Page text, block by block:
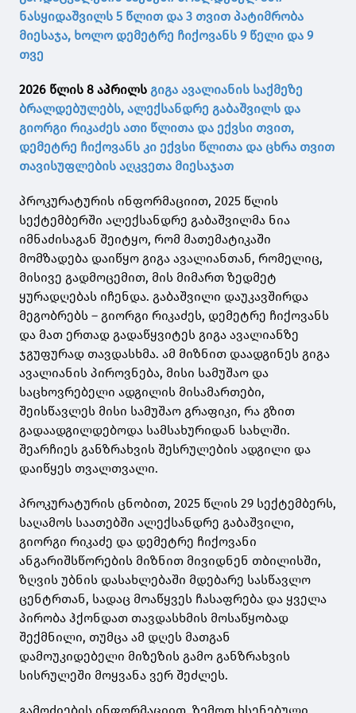
ნასყიდაშვილს 5 წლით და 3 თვით პატიმრობა
მიესაჯა, ხოლო დემეტრე ჩიქოვანს 9 წელი და 9
თვე
2026 წლის 8 აპრილს გიგა ავალიანის საქმეზე
ბრალდებულებს, ალექსანდრე გაბაშვილს და
გიორგი რიკაძეს ათი წლითა და ექვსი თვით,
დემეტრე ჩიქოვანს კი ექვსი წლითა და ცხრა თვით
თავისუფლების აღკვეთა მიესაჯათ
პროკურატურის ინფორმაციით, 2025 წლის
სექტემბერში ალექსანდრე გაბაშვილმა ნია
იმნაძისაგან შეიტყო, რომ მათემატიკაში
მომზადება დაიწყო გიგა ავალიანთან, რომელიც,
მისივე გადმოცემით, მის მიმართ ზედმეტ
ყურადღებას იჩენდა. გაბაშვილი დაუკავშირდა
მეგობრებს – გიორგი რიკაძეს, დემეტრე ჩიქოვანს
და მათ ერთად გადაწყვიტეს გიგა ავალიანზე
ჯგუფურად თავდასხმა. ამ მიზნით დაადგინეს გიგა
ავალიანის პიროვნება, მისი სამუშაო და
საცხოვრებელი ადგილის მისამართები,
შეისწავლეს მისი სამუშაო გრაფიკი, რა გზით
გადაადგილდებოდა სამსახურიდან სახლში.
შეარჩიეს განზრახვის შესრულების ადგილი და
დაიწყეს თვალთვალი.
პროკურატურის ცნობით, 2025 წლის 29 სექტემბერს,
საღამოს საათებში ალექსანდრე გაბაშვილი,
გიორგი რიკაძე და დემეტრე ჩიქოვანი
ანგარიშსწორების მიზნით მივიდნენ თბილისში,
ზღვის უბნის დასახლებაში მდებარე სასწავლო
ცენტრთან, სადაც მოაწყვეს ჩასაფრება და ყველა
პირობა ჰქონდათ თავდასხმის მოსაწყობად
შექმნილი, თუმცა ამ დღეს მათგან
დამოუკიდებელი მიზეზის გამო განზრახვის
სისრულეში მოყვანა ვერ შეძლეს.